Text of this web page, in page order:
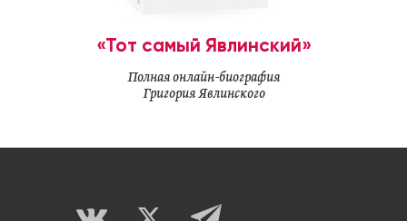
«Тот самый Явлинский»
Полная онлайн-биография
Григория Явлинского